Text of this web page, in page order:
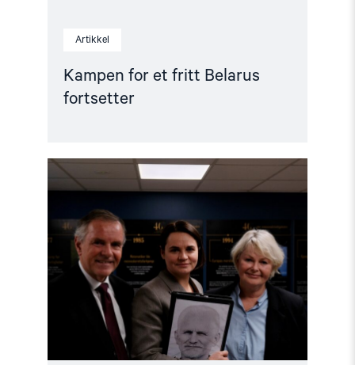
Artikkel
Kampen for et fritt Belarus
fortsetter
Read
article
"Tsikhanowskaja
Lindeman
medalje
for
sitt
arbeid
for
Belarus"